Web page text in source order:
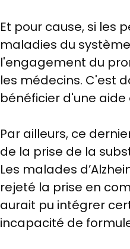
Et pour cause, si les
maladies du
l'engagement du
les médecins. C'est
bénéficier d'une aide
Par ailleurs, ce
de la prise de la
Les malades
rejeté la prise en
aurait pu intégrer
incapacité de